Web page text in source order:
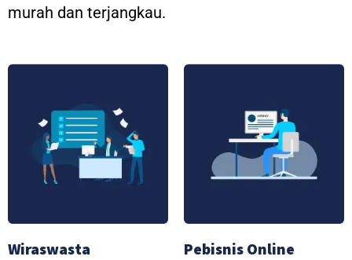
murah dan terjangkau.
Wiraswasta Pebisnis Online